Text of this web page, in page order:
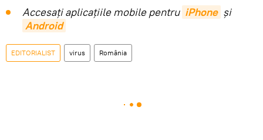
Accesaţi aplicaţiile mobile pentru iPhone și
Android
EDITORIALIST virus România